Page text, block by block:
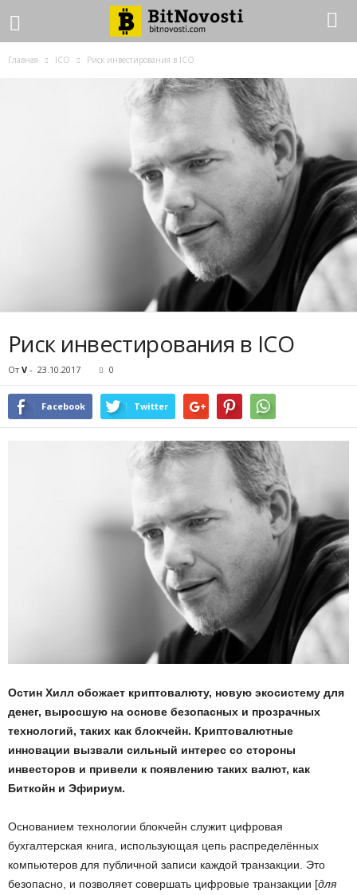
Главная ICO Риск инвестирования в ICO
Риск инвестирования в ICO
От V - 23.10.2017 0
Facebook Twitter
Остин Хилл обожает криптовалюту, новую экосистему для
денег, выросшую на основе безопасных и прозрачных
технологий, таких как блокчейн. Криптовалютные
инновации вызвали сильный интерес со стороны
инвесторов и привели к появлению таких валют, как
Биткойн и Эфириум.
Основанием технологии блокчейн служит цифровая
бухгалтерская книга, использующая цепь распределённых
компьютеров для публичной записи каждой транзакции. Это
безопасно, и позволяет совершать цифровые транзакции [для